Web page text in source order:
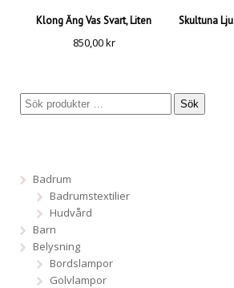
Klong Äng Vas Svart, Liten
850,00kr
Sök
Badrum
Badrumstextilier
Hudvård
Barn
Belysning
Bordslampor
Golvlampor